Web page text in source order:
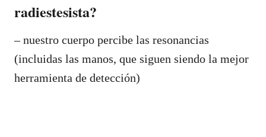
radiestesista?
– nuestro cuerpo percibe las resonancias
(incluidas las manos, que siguen siendo la mejor
herramienta de detección)